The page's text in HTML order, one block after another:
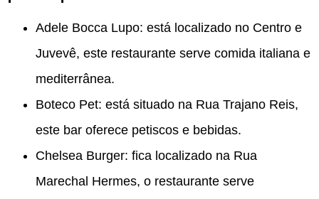
Adele Bocca Lupo: está localizado no Centro e
Juvevê, este restaurante serve comida italiana e
mediterrânea.
Boteco Pet: está situado na Rua Trajano Reis,
este bar oferece petiscos e bebidas.
Chelsea Burger: fica localizado na Rua
Marechal Hermes, o restaurante serve